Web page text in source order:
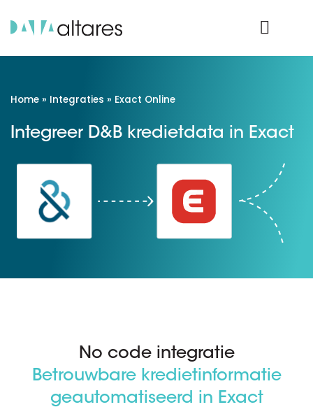
Home » Integraties » Exact Online
Integreer D&B kredietdata in Exact
No code integratie
Betrouwbare kredietinformatie
geautomatiseerd in Exact